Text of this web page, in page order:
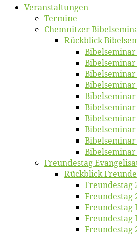
Ver­an­stal­tun­gen
Ter­mi­ne
Chemnit­zer
Rück­blick
Bi­bel­se­mi­nar
Bi­bel­se­mi­nar
Bi­bel­se­mi­nar
Bi­bel­se­mi­nar
Bi­bel­se­mi­nar
Bi­bel­se­mi­nar
Bi­bel­se­mi­nar
Bi­bel­se­mi­nar
Bibelsemi­nar
Bibelsemi­nar
Freun­des­tag
Rück­blick
Freun­des­tag
Freun­des­tag
Freun­des­tag
Freun­des­tag
Freun­des­tag